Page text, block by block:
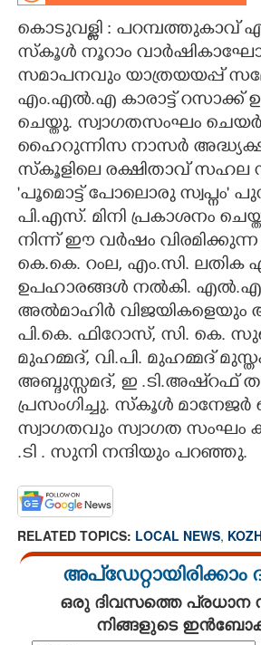
LITERATURE
ZOOM
കൊടുവള്ളി : പറമ്പത്തുകാവ്
സ്കൂൾ നൂറാം
സമാപനവും യാത്രയയപ്പ്
എം.എൽ.എ കാരാട്ട് റസാക്ക്
ചെയ്തു. സ്വാഗതസംഘം
ഹൈറുന്നിസ നാസർ
സ്കൂളിലെ രക്ഷിതാവ് സഹല
'പൂമൊട്ട് പോലൊരു സ്വപ്നം'
പി.എസ്. മിനി പ്രകാശനം
നിന്ന് ഈ വർഷം
കെ.കെ. റംല, എം.സി. ലതിക
ഉപഹാരങ്ങൾ നൽകി.
അൽമാഹിർ വിജയികളെയും
പി.കെ. ഫിറോസ്, സി. കെ.
മുഹമ്മദ്‌, വി.പി. മുഹമ്മദ്‌
അബ്ദുസ്സമദ്, ഇ .ടി.അഷ്‌റഫ്‌
പ്രസംഗിച്ചു. സ്കൂൾ മാനേജർ
സ്വാഗതവും സ്വാഗത സംഘം
.ടി . സുനി നന്ദിയും പറഞ്ഞു.
RELATED TOPICS: LOCAL NEWS,
ഒരു ദിവസത്തെ പ്രധാന
നിങ്ങളുടെ